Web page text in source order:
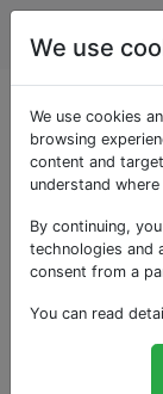
Der
11
Ich
We use
We use cookies
browsing
content and
understand
By continuing,
technologies and
consent from a
You can read